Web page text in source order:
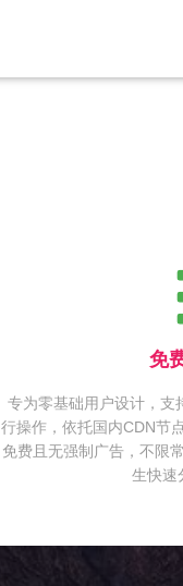
免
专为零基础用户设计，支
行操作，依托国内CDN节
免费且无强制广告，不限
生快速